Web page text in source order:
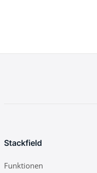
Stackfield
Funktionen